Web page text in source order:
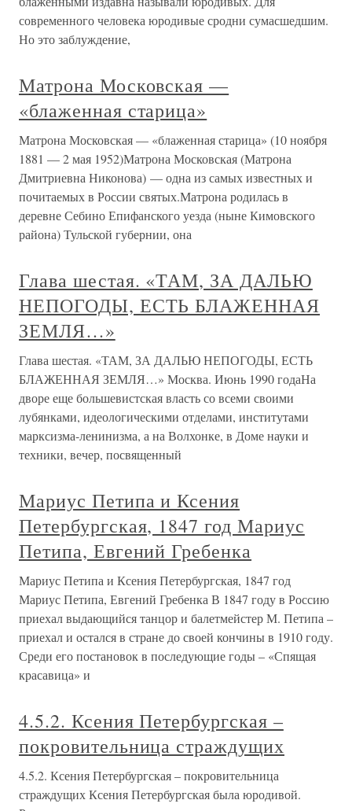
современного человека юродивые сродни сумасшедшим.
Но это заблуждение,
Матрона Московская —
«блаженная старица»
Матрона Московская — «блаженная старица» (10 ноября
1881 — 2 мая 1952)Матрона Московская (Матрона
Дмитриевна Никонова) — одна из самых известных и
почитаемых в России святых.Матрона родилась в
деревне Себино Епифанского уезда (ныне Кимовского
района) Тульской губернии, она
Глава шестая. «ТАМ, ЗА ДАЛЬЮ
НЕПОГОДЫ, ЕСТЬ БЛАЖЕННАЯ
ЗЕМЛЯ…»
Глава шестая. «ТАМ, ЗА ДАЛЬЮ НЕПОГОДЫ, ЕСТЬ
БЛАЖЕННАЯ ЗЕМЛЯ…» Москва. Июнь 1990 годаНа
дворе еще большевистская власть со всеми своими
лубянками, идеологическими отделами, институтами
марксизма-ленинизма, а на Волхонке, в Доме науки и
техники, вечер, посвященный
Мариус Петипа и Ксения
Петербургская, 1847 год Мариус
Петипа, Евгений Гребенка
Мариус Петипа и Ксения Петербургская, 1847 год
Мариус Петипа, Евгений Гребенка В 1847 году в Россию
приехал выдающийся танцор и балетмейстер М. Петипа –
приехал и остался в стране до своей кончины в 1910 году.
Среди его постановок в последующие годы – «Спящая
красавица» и
4.5.2. Ксения Петербургская –
покровительница страждущих
4.5.2. Ксения Петербургская – покровительница
страждущих Ксения Петербургская была юродивой.